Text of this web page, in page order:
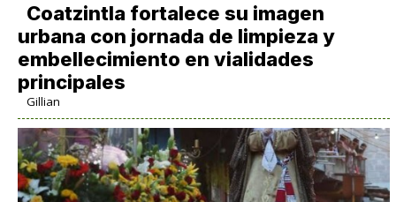
Coatzintla fortalece su imagen
urbana con jornada de limpieza y
embellecimiento en vialidades
principales
Gillian